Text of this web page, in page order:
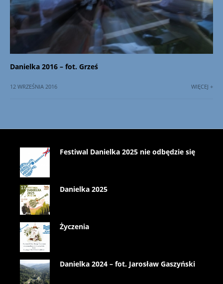
Danielka 2016 – fot. Grześ
12 WRZEŚNIA 2016 WIĘCEJ +
Festiwal Danielka 2025 nie odbędzie się
Danielka 2025
Życzenia
Danielka 2024 – fot. Jarosław Gaszyński